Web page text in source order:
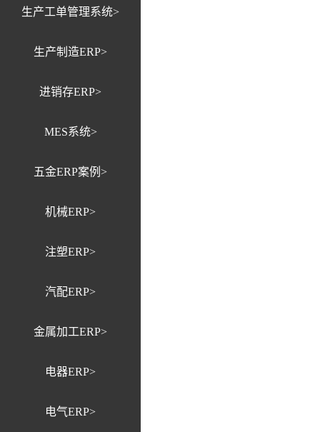
生产工单管理系统>
生产制造ERP>
进销存ERP>
MES系统>
五金ERP案例>
机械ERP>
注塑ERP>
汽配ERP>
金属加工ERP>
电器ERP>
电气ERP>